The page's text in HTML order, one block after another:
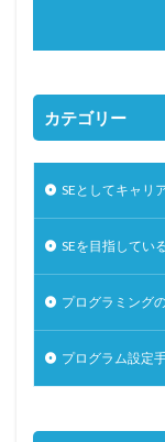
カテゴリー
SEとしてキャリ
SEを目指してい
プログラミング
プログラム設定